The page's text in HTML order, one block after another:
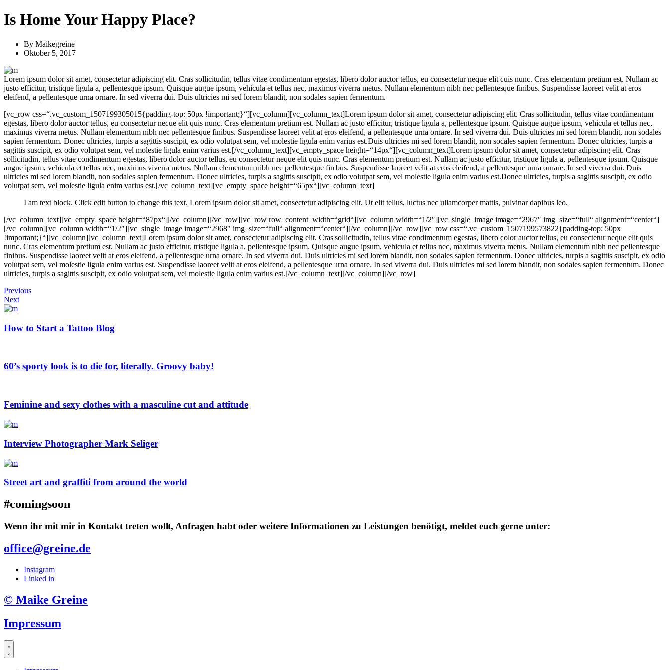
Is Home Your Happy Place?
By Maikegreine
Oktober 5, 2017
Lorem ipsum dolor sit amet, consectetur adipiscing elit. Cras sollicitudin, tellus vitae condimentum egestas, libero dolor auctor tellus, eu consectetur neque elit quis nunc. Cras elementum pretium est. Nullam ac
justo efficitur, tristique ligula a, pellentesque ipsum. Quisque augue ipsum, vehicula et tellus nec, maximus viverra metus. Nullam elementum nibh nec pellentesque finibus. Suspendisse laoreet velit at eros
eleifend, a pellentesque urna ornare. In sed viverra dui. Duis ultricies mi sed lorem blandit, non sodales sapien fermentum.
[vc_row css=“.vc_custom_1507199305015{padding-top: 50px !important;}“][vc_column][vc_column_text]Lorem ipsum dolor sit amet, consectetur adipiscing elit. Cras sollicitudin, tellus vitae condimentum
egestas, libero dolor auctor tellus, eu consectetur neque elit quis nunc. Cras elementum pretium est. Nullam ac justo efficitur, tristique ligula a, pellentesque ipsum. Quisque augue ipsum, vehicula et tellus nec,
maximus viverra metus. Nullam elementum nibh nec pellentesque finibus. Suspendisse laoreet velit at eros eleifend, a pellentesque urna ornare. In sed viverra dui. Duis ultricies mi sed lorem blandit, non sodales
sapien fermentum. Donec ultricies, turpis a sagittis suscipit, ex odio volutpat sem, vel molestie ligula enim varius est.Duis ultricies mi sed lorem blandit, non sodales sapien fermentum. Donec ultricies, turpis a
sagittis suscipit, ex odio volutpat sem, vel molestie ligula enim varius est.[/vc_column_text][vc_empty_space height=“14px“][vc_column_text]Lorem ipsum dolor sit amet, consectetur adipiscing elit. Cras
sollicitudin, tellus vitae condimentum egestas, libero dolor auctor tellus, eu consectetur neque elit quis nunc. Cras elementum pretium est. Nullam ac justo efficitur, tristique ligula a, pellentesque ipsum. Quisque
augue ipsum, vehicula et tellus nec, maximus viverra metus. Nullam elementum nibh nec pellentesque finibus. Suspendisse laoreet velit at eros eleifend, a pellentesque urna ornare. In sed viverra dui. Duis
ultricies mi sed lorem blandit, non sodales sapien fermentum. Donec ultricies, turpis a sagittis suscipit, ex odio volutpat sem, vel molestie ligula enim varius est.Donec ultricies, turpis a sagittis suscipit, ex odio
volutpat sem, vel molestie ligula enim varius est.[/vc_column_text][vc_empty_space height=“65px“][vc_column_text]
I am text block. Click edit button to change this text. Lorem ipsum dolor sit amet, consectetur adipiscing elit. Ut elit tellus, luctus nec ullamcorper mattis, pulvinar dapibus leo.
[/vc_column_text][vc_empty_space height=“87px“][/vc_column][/vc_row][vc_row row_content_width=“grid“][vc_column width=“1/2″][vc_single_image image=“2967″ img_size=“full“ alignment=“center“]
[/vc_column][vc_column width=“1/2″][vc_single_image image=“2968″ img_size=“full“ alignment=“center“][/vc_column][/vc_row][vc_row css=“.vc_custom_1507199573822{padding-top: 50px
!important;}“][vc_column][vc_column_text]Lorem ipsum dolor sit amet, consectetur adipiscing elit. Cras sollicitudin, tellus vitae condimentum egestas, libero dolor auctor tellus, eu consectetur neque elit quis
nunc. Cras elementum pretium est. Nullam ac justo efficitur, tristique ligula a, pellentesque ipsum. Quisque augue ipsum, vehicula et tellus nec, maximus viverra metus. Nullam elementum nibh nec pellentesque
finibus. Suspendisse laoreet velit at eros eleifend, a pellentesque urna ornare. In sed viverra dui. Duis ultricies mi sed lorem blandit, non sodales sapien fermentum. Donec ultricies, turpis a sagittis suscipit, ex odio
volutpat sem, vel molestie ligula enim varius est. Suspendisse laoreet velit at eros eleifend, a pellentesque urna ornare. In sed viverra dui. Duis ultricies mi sed lorem blandit, non sodales sapien fermentum. Donec
ultricies, turpis a sagittis suscipit, ex odio volutpat sem, vel molestie ligula enim varius est.[/vc_column_text][/vc_column][/vc_row]
Previous
Next
How to Start a Tattoo Blog
60’s sporty look is to die for, literally. Groovy baby!
Feminine and sexy clothes with a masculine cut and attitude
Interview Photographer Mark Seliger
Street art and graffiti from around the world
#comingsoon
Wenn ihr mit mir in Kontakt treten wollt, Anfragen habt oder weitere Informationen zu Leistungen benötigt, meldet euch gerne unter:
office@greine.de
Instagram
Linked in
© Maike Greine
Impressum